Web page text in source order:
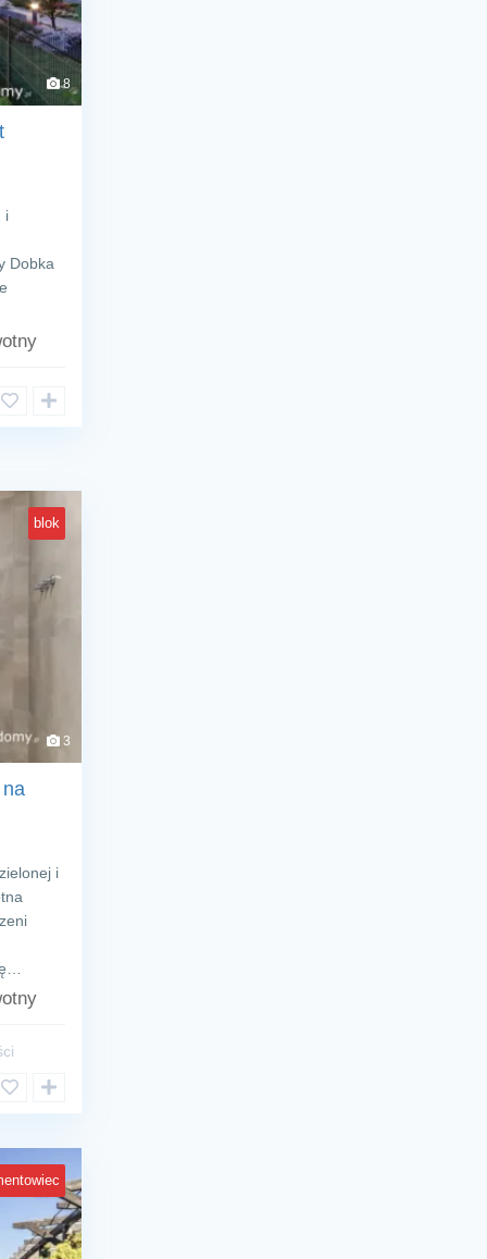
8
i
Dobka
blok
3
na
i